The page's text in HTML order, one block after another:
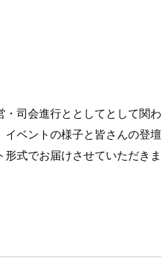
司会進行ととしてとして関わ
ベントの様子と皆さんの登壇
式でお届けさせていただきま